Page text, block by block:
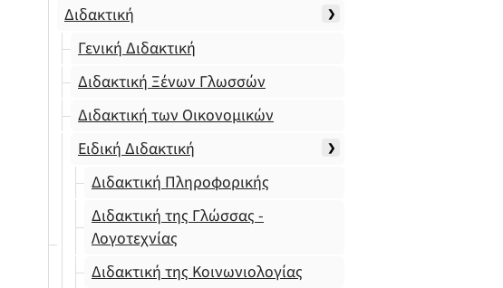
Διδακτική
Γενική Διδακτική
Διδακτική Ξένων Γλωσσών
Διδακτική των Οικονομικών
Ειδική Διδακτική
Διδακτική Πληροφορικής
Διδακτική της Γλώσσας -
Λογοτεχνίας
Διδακτική της Κοινωνιολογίας